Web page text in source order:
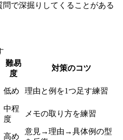
で深掘りしてくることがある
難易
度
対策のコツ
低め 理由と例を1つ足す練習
中程
度
メモの取り方を練習
高め
意見→理由→具体例の型